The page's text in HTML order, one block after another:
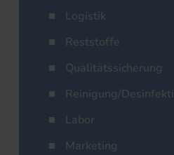
Logistik
Reststoffe
Qualitätssicherung
Reinigung/
Labor
Marketing